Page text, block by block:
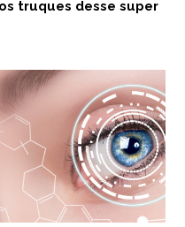
truques desse super